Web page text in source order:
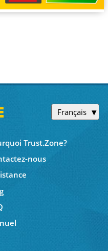
Français
Trust.Zone?
nous